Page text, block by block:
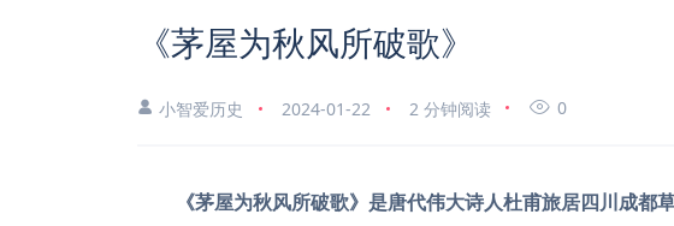
《茅屋为秋风所破歌》
小智爱历史 2024-01-22 2 分钟阅读 0
《茅屋为秋风所破歌》是唐代伟大诗人杜甫旅居四川成